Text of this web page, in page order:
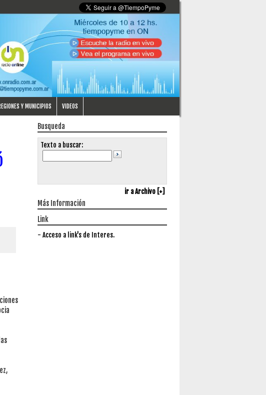
Y MUNICIPIOS VIDEOS
Busqueda
Texto a buscar:
ir a Archivo [+]
Más Información
Link
- Acceso a link's de Interes.